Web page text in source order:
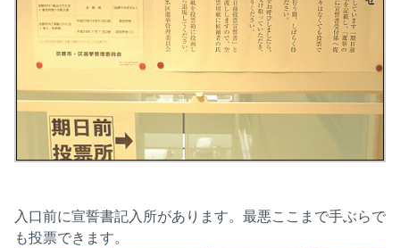
入口前に宣誓書記入所があります。最悪ここまで手ぶらで
も投票できます。